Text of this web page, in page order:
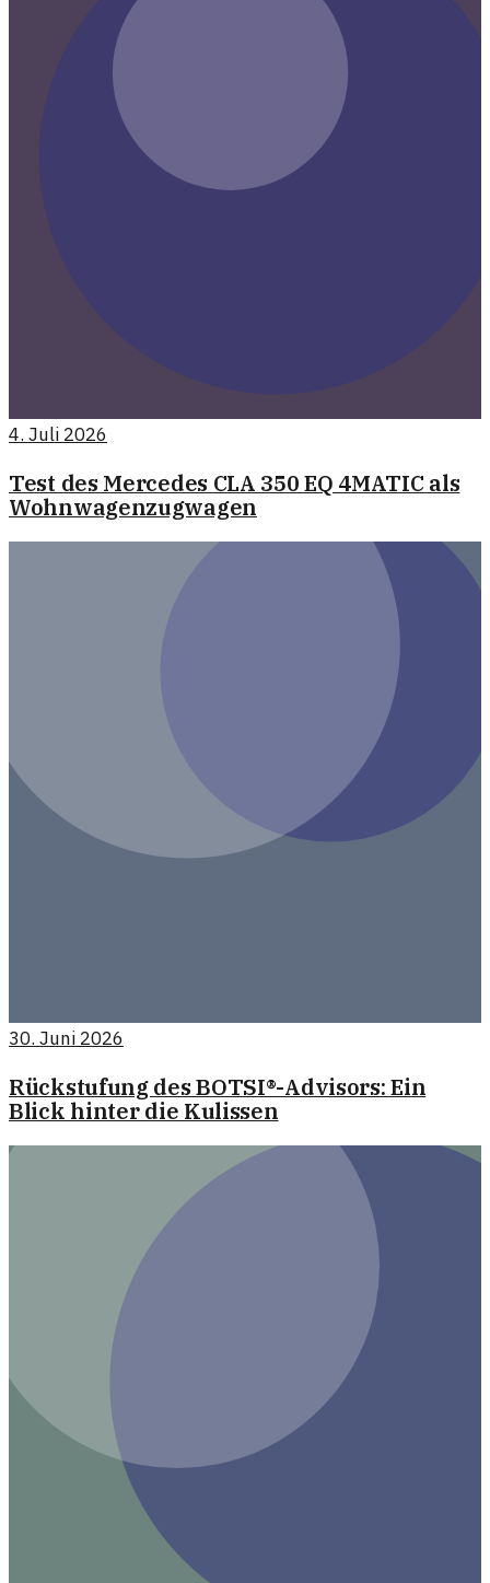
4. Juli 2026
Test des Mercedes CLA 350 EQ 4MATIC als
Wohnwagenzugwagen
30. Juni 2026
Rückstufung des BOTSI®-Advisors: Ein
Blick hinter die Kulissen